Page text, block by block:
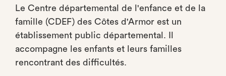
Le Centre départemental de l'enfance et de la
famille (CDEF) des Côtes d'Armor est un
établissement public départemental. Il
accompagne les enfants et leurs familles
rencontrant des diﬃcultés.